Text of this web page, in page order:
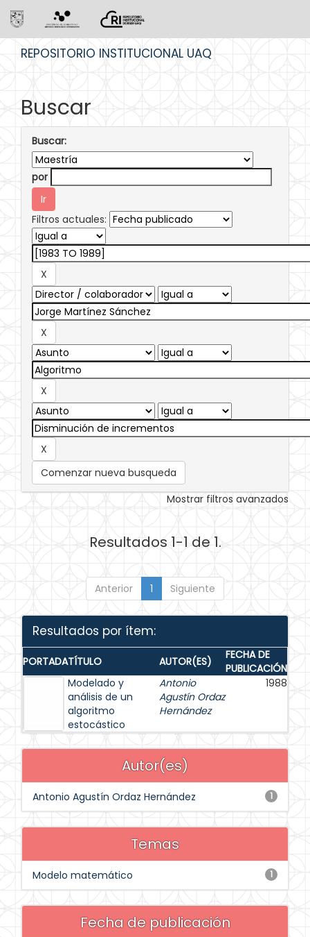
REPOSITORIO INSTITUCIONAL UAQ
Buscar
Buscar:
por
Filtros actuales:
Comenzar nueva busqueda
Mostrar filtros avanzados
Resultados 1-1 de 1.
Anterior 1 Siguiente
Resultados por ítem:
PORTADATÍTULO AUTOR(ES)
FECHA DE
PUBLICACIÓN
Modelado y
análisis de un
algoritmo
estocástico
Antonio
Agustín Ordaz
Hernández
1988
Autor(es)
1
Antonio Agustín Ordaz Hernández
Temas
1
Modelo matemático
Fecha de publicación